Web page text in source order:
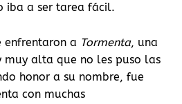
iba a ser tarea fácil.
enfrentaron a Tormenta, una
muy alta que no les puso las
honor a su nombre, fue
con muchas